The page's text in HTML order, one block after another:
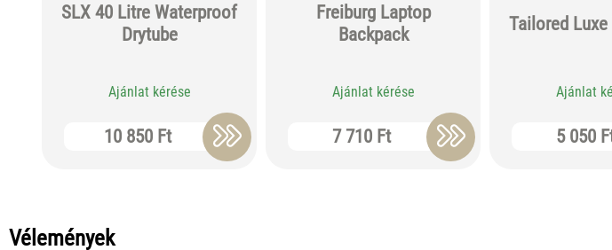
SLX 40 Litre Waterproof
Drytube
Ajánlat kérése
10 850 Ft
Freiburg Laptop
Backpack
Ajánlat kérése
7 710 Ft
Tailored Luxe
Ajánlat
5 050
Vélemények